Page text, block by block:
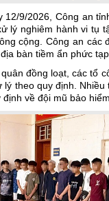
9/2026, Công an
lý nghiêm hành vi tụ
cộng. Công an
bàn tiềm ẩn phức tạp
đồng loạt, các tổ
theo quy định.
về đội mũ bảo